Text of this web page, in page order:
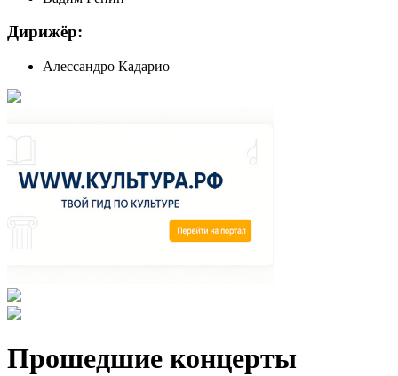
Дирижёр:
Алессандро Кадарио
Прошедшие концерты